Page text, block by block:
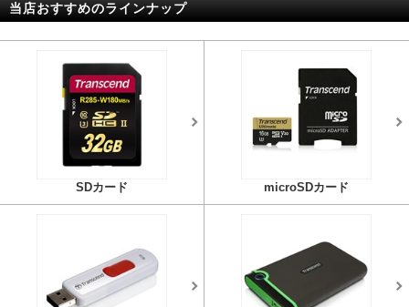
当店おすすめのラインナップ
SDカード microSDカード